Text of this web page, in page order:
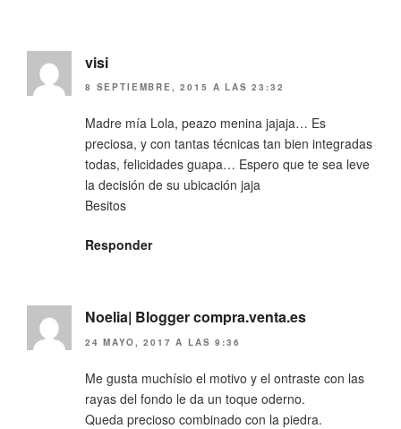
visi
8 SEPTIEMBRE, 2015 A LAS 23:32
Madre mía Lola, peazo menina jajaja… Es
preciosa, y con tantas técnicas tan bien integradas
todas, felicidades guapa… Espero que te sea leve
la decisión de su ubicación jaja
Besitos
Responder
Noelia| Blogger compra.venta.es
24 MAYO, 2017 A LAS 9:36
Me gusta muchísio el motivo y el ontraste con las
rayas del fondo le da un toque oderno.
Queda precioso combinado con la piedra.